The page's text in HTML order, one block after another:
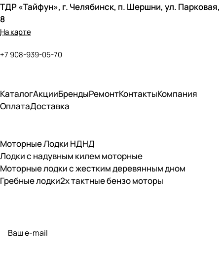
ТДР «Тайфун», г. Челябинск, п. Шершни, ул. Парковая,
8
На карте
+7 908-939-05-70
КаталогАкцииБрендыРемонтКонтактыКомпания
ОплатаДоставка
Моторные Лодки НДНД
Лодки с надувным килем моторные
Моторные лодки с жестким деревянным дном
Гребные лодки2х тактные бензо моторы